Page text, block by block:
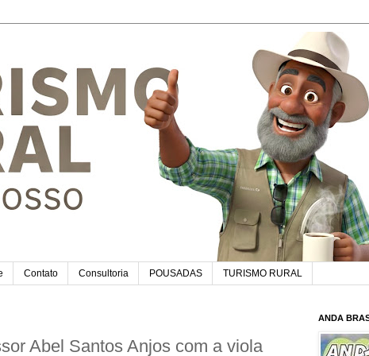
Contato Consultoria POUSADAS TURISMO RURAL
Abel Santos Anjos com a viola
ANDA